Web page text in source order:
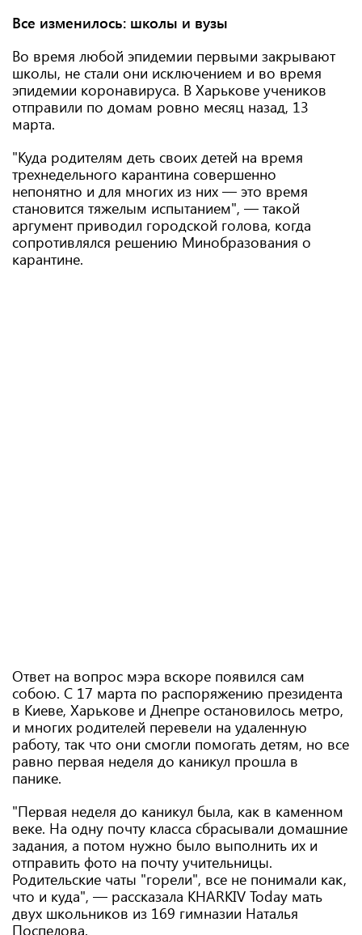
Все изменилось: школы и вузы
Во время любой эпидемии первыми закрывают
школы, не стали они исключением и во время
эпидемии коронавируса. В Харькове учеников
отправили по домам ровно месяц назад, 13
марта.
"Куда родителям деть своих детей на время
трехнедельного карантина совершенно
непонятно и для многих из них — это время
становится тяжелым испытанием", — такой
аргумент приводил городской голова, когда
сопротивлялся решению Минобразования о
карантине.
Ответ на вопрос мэра вскоре появился сам
собою. С 17 марта по распоряжению президента
в Киеве, Харькове и Днепре остановилось метро,
и многих родителей перевели на удаленную
работу, так что они смогли помогать детям, но все
равно первая неделя до каникул прошла в
панике.
"Первая неделя до каникул была, как в каменном
веке. На одну почту класса сбрасывали домашние
задания, а потом нужно было выполнить их и
отправить фото на почту учительницы.
Родительские чаты "горели", все не понимали как,
что и куда", — рассказала KHARKIV Today мать
двух школьников из 169 гимназии Наталья
Поспелова.